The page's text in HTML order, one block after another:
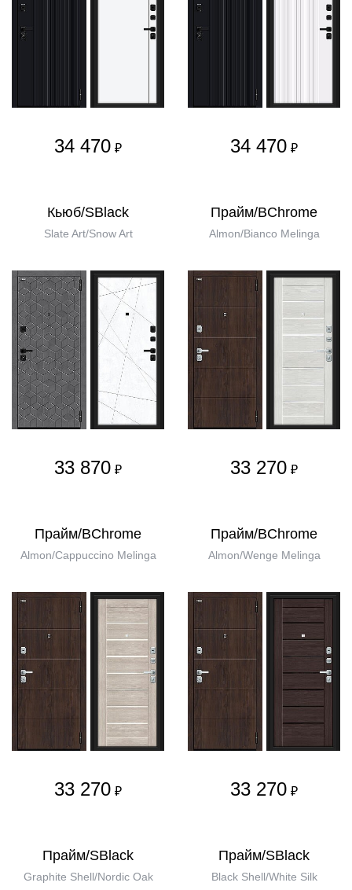
34 470 ₽ 34 470 ₽
Кьюб/SBlack
Slate Art/Snow Art
33 870 ₽
Прайм/BChrome
Almon/Bianco Melinga
33 270 ₽
Прайм/BChrome
Almon/Cappuccino Melinga
33 270 ₽
Прайм/BChrome
Almon/Wenge Melinga
33 270 ₽
Прайм/SBlack
Graphite Shell/Nordic Oak
Прайм/SBlack
Black Shell/White Silk